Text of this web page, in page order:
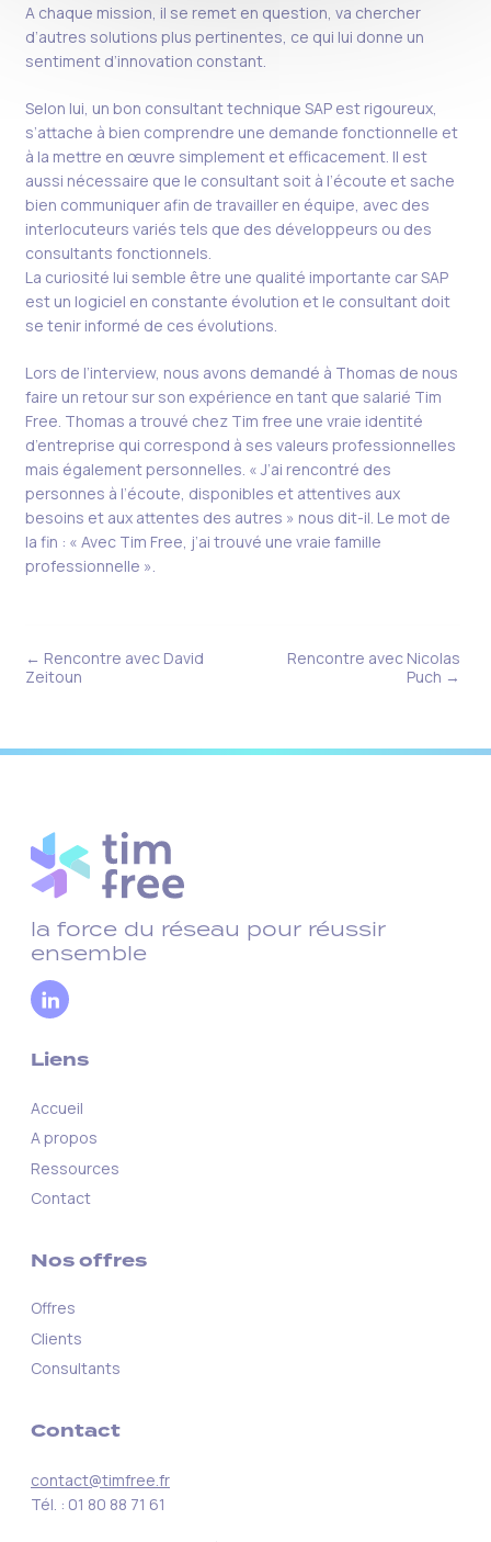
A chaque mission, il se remet en question, va chercher
d’autres solutions plus pertinentes, ce qui lui donne un
sentiment d’innovation constant.
Selon lui, un bon consultant technique SAP est rigoureux,
s’attache à bien comprendre une demande fonctionnelle et
à la mettre en œuvre simplement et efficacement. Il est
aussi nécessaire que le consultant soit à l’écoute et sache
bien communiquer afin de travailler en équipe, avec des
interlocuteurs variés tels que des développeurs ou des
consultants fonctionnels.
La curiosité lui semble être une qualité importante car SAP
est un logiciel en constante évolution et le consultant doit
se tenir informé de ces évolutions.
Lors de l’interview, nous avons demandé à Thomas de nous
faire un retour sur son expérience en tant que salarié Tim
Free. Thomas a trouvé chez Tim free une vraie identité
d’entreprise qui correspond à ses valeurs professionnelles
mais également personnelles. « J’ai rencontré des
personnes à l’écoute, disponibles et attentives aux
besoins et aux attentes des autres » nous dit-il. Le mot de
la fin : « Avec Tim Free, j’ai trouvé une vraie famille
professionnelle ».
← Rencontre avec David
Zeitoun
Rencontre avec Nicolas
Puch →
la force du réseau pour réussir
ensemble
Liens
Accueil
A propos
Ressources
Contact
Nos offres
Offres
Clients
Consultants
Contact
contact@timfree.fr
Tél. : 01 80 88 71 61